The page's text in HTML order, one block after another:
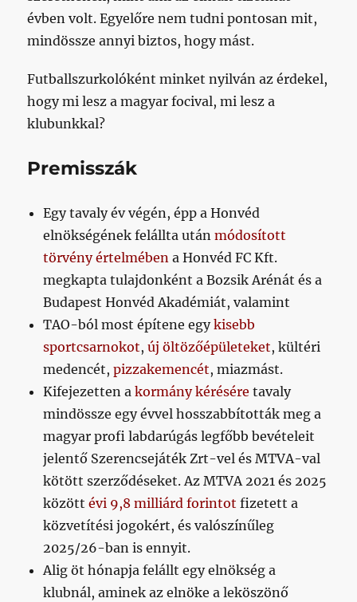
évben volt. Egyelőre nem tudni pontosan mit,
mindössze annyi biztos, hogy mást.
Futballszurkolóként minket nyilván az érdekel,
hogy mi lesz a magyar focival, mi lesz a
klubunkkal?
Premisszák
Egy tavaly év végén, épp a Honvéd
elnökségének felállta után módosított
törvény értelmében a Honvéd FC Kft.
megkapta tulajdonként a Bozsik Arénát és a
Budapest Honvéd Akadémiát, valamint
TAO-ból most építene egykisebb
sportcsarnokot,új öltözőépületeket, kültéri
medencét,pizzakemencét, miazmást.
Kifejezetten akormány kérésére tavaly
mindössze egy évvel hosszabbították meg a
magyar profi labdarúgás legfőbb bevételeit
jelentő Szerencsejáték Zrt-vel és MTVA-val
kötött szerződéseket. Az MTVA 2021 és 2025
közöttévi 9,8 milliárd forintot fizetett a
közvetítési jogokért, és valószínűleg
2025/26-ban is ennyit.
Alig öt hónapja felállt egy elnökség a
klubnál, aminek az elnöke a leköszönő